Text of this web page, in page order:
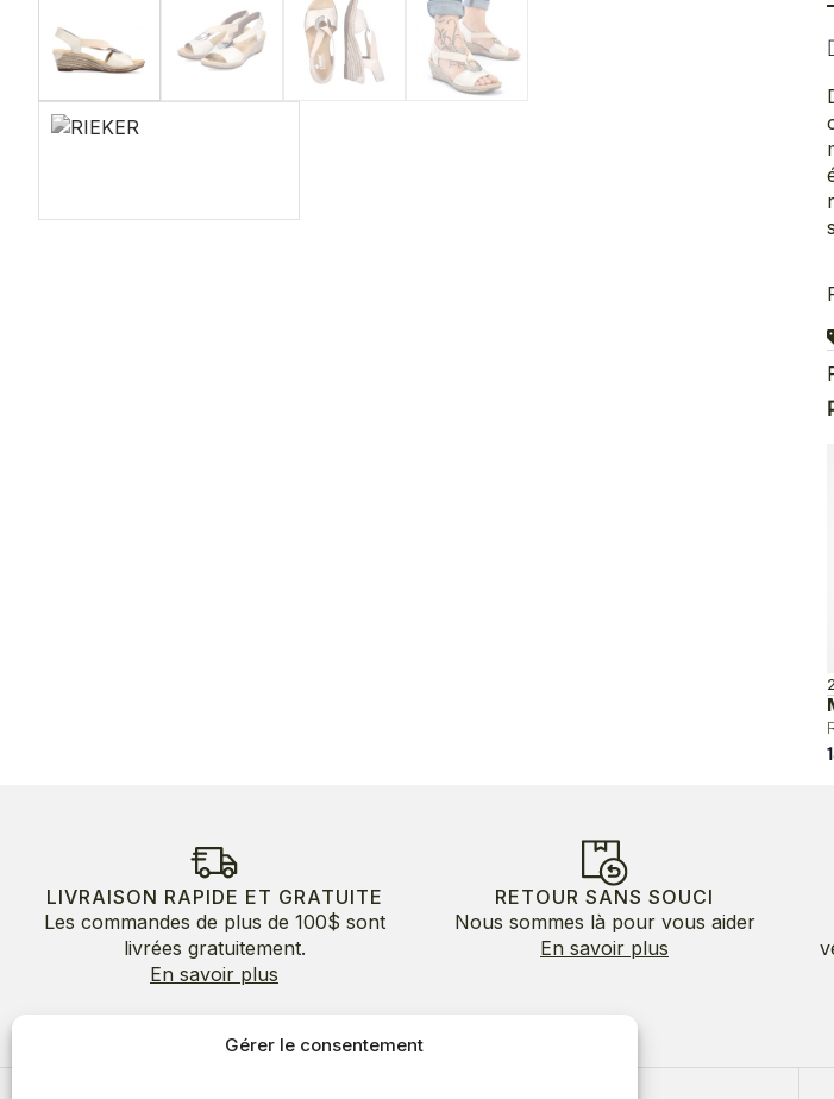
Gérer le consentement
LIVRAISON RAPIDE ET GRATUITE
Les commandes de plus de 100$ sont
livrées gratuitement.
En savoir plus
RETOUR SANS SOUCI
Nous sommes là pour vous aider
En savoir plus